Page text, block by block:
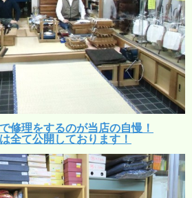
修理をするのが当店の自慢！
全て公開しております！